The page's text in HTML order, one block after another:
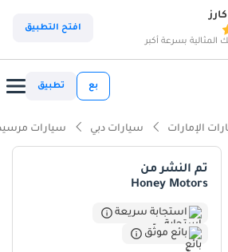
المثالية بسرعة أكبر
افتح التطبيق
بع تطبيق
الإمارات سيارات دبي سيارات
تم النشر من
Honey Motors
استجابة سريعة
بائع موثّق